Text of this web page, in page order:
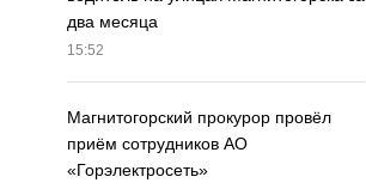
два месяца
15:52
Магнитогорский прокурор провёл
приём сотрудников АО
«Горэлектросеть»